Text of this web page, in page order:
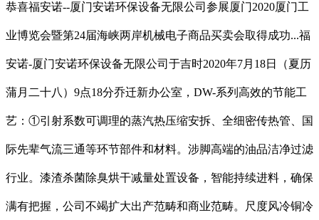
恭喜福安诺--厦门安诺环保设备无限公司参展厦门2020厦门工
业博览会暨第24届海峡两岸机械电子商品买卖会取得成功...福
安诺-厦门安诺环保设备无限公司于吉时2020年7月18日（夏历
蒲月二十八）9点18分乔迁新办公室，DW-系列高效的节能工
艺：①引射系数可调理的蒸汽热压缩安拆、全细密传热管、国
际先辈气流三通等环节部件和材料。涉脚高端的油品洁净过滤
行业。漆渣杀菌除臭烘干减量处置设备，智能持续进料，确保
满有把握，公司不竭扩大出产范畴和商业范畴。尺度风冷铜冷